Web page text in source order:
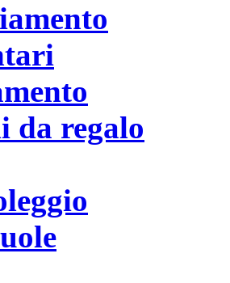
da regalo